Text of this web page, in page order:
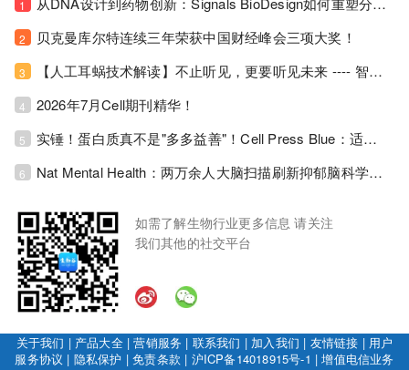
1
2 贝克曼库尔特连续三年荣获中国财经峰会三项大奖！
3 【人工耳蜗技术解读】不止听见，更要听见未来 ---- 智能耳蜗，开启人工耳蜗技术新纪元！
4 2026年7月Cell期刊精华！
5 实锤！蛋白质真不是"多多益善"！Cell Press Blue：适度限蛋白，反而拉长健康寿命！
6 Nat Mental Health：两万余人大脑扫描刷新抑郁脑科学认知！抑郁不只是情绪病，视觉、运动脑区同步受损！
如需了解生物行业更多信息 请关注
我们其他的社交平台
关于我们 | 产品大全|营销服务 | 联系我们 | 加入我们 | 友情链接 | 用户
服务协议 | 隐私保护 |免责条款 | 沪ICP备14018915号-1 |增值电信业务